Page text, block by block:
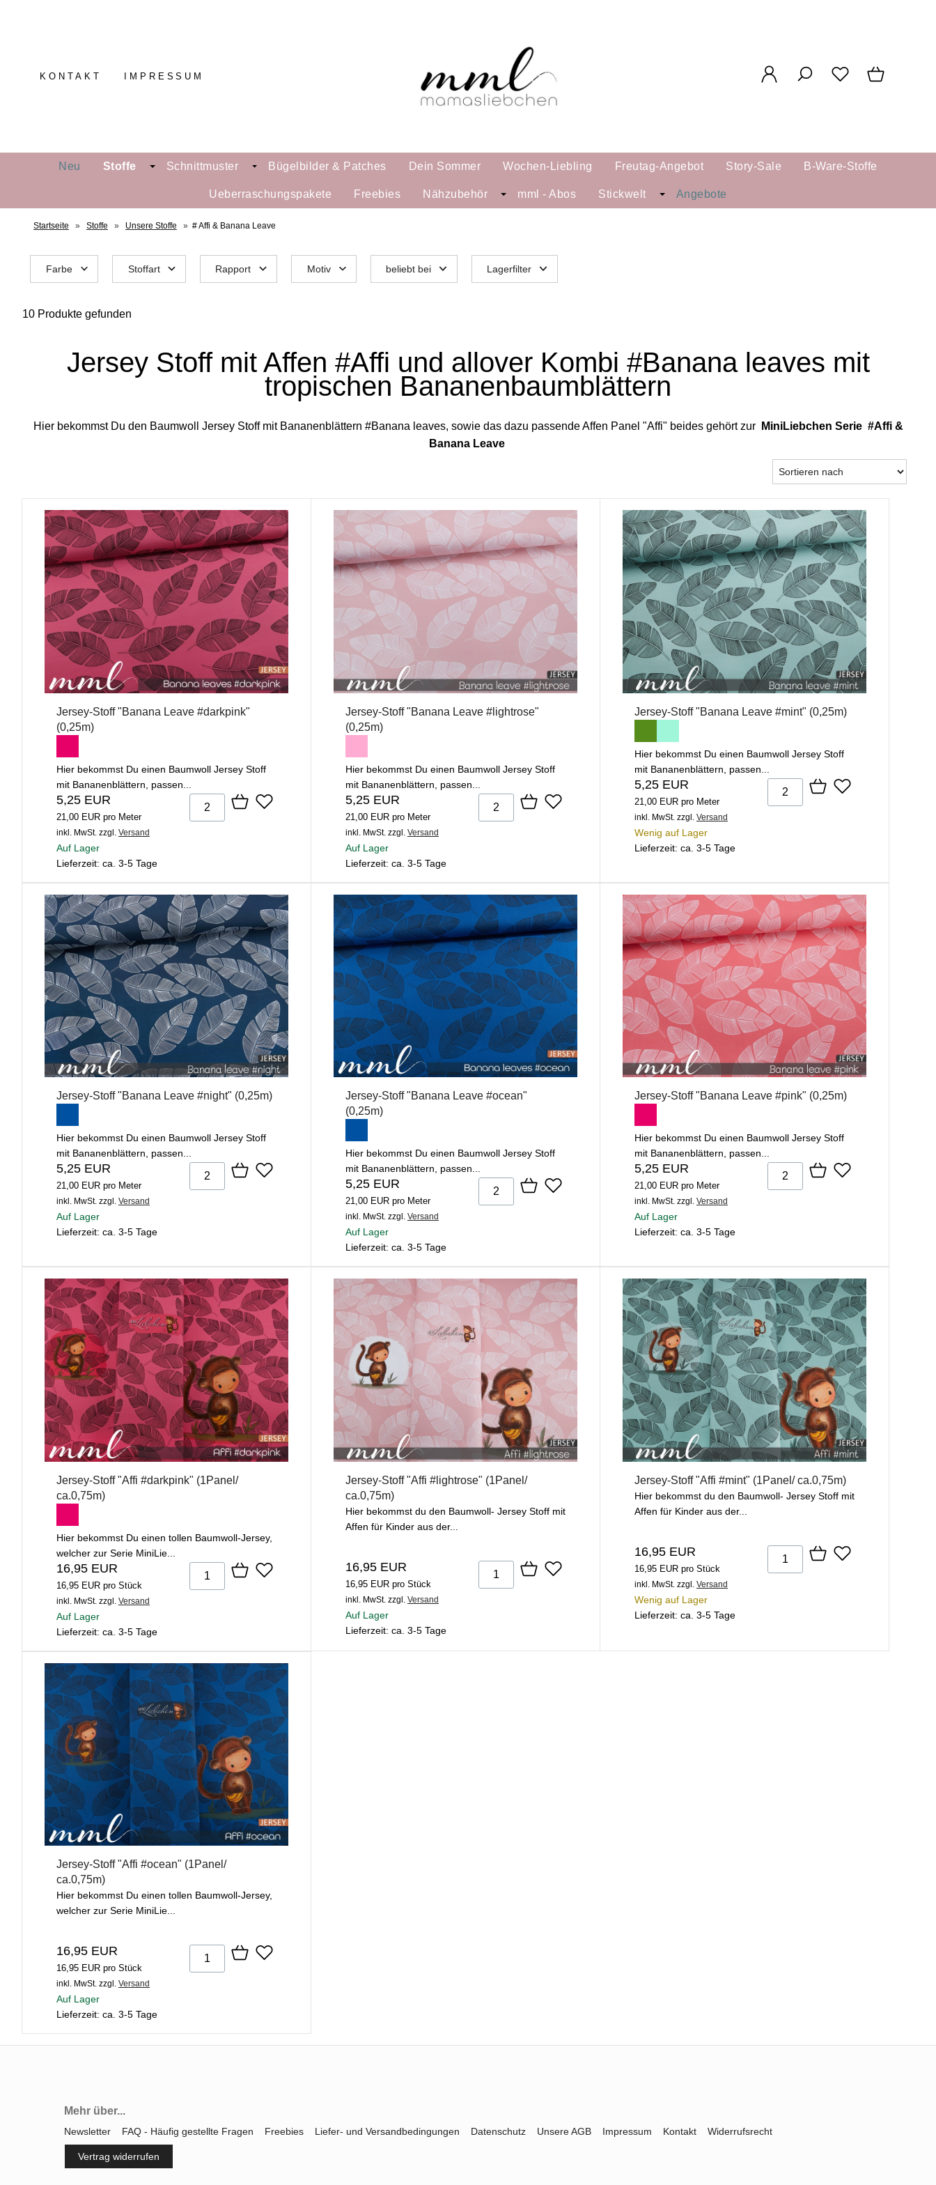
KONTAKT IMPRESSUM
Neu Stoffe Schnittmuster Bügelbilder & Patches Dein Sommer Wochen-Liebling Freutag-Angebot Story-Sale B-Ware-Stoffe
Ueberraschungspakete Freebies Nähzubehör mml - Abos Stickwelt Angebote
Startseite » Stoffe » Unsere Stoffe » # Affi & Banana Leave
Farbe Stoffart Rapport Motiv beliebt bei Lagerfilter
10 Produkte gefunden
Jersey Stoff mit Affen #Affi und allover Kombi #Banana leaves mit
tropischen Bananenbaumblättern
Hier bekommst Du den Baumwoll Jersey Stoff mit Bananenblättern #Banana leaves, sowie das dazu passende Affen Panel "Affi" beides gehört zur MiniLiebchen Serie #Affi &
Banana Leave
Jersey-Stoff "Banana Leave #darkpink"
(0,25m)
Hier bekommst Du einen Baumwoll Jersey Stoff
mit Bananenblättern, passen...
5,25 EUR
21,00 EUR pro Meter
inkl. MwSt. zzgl. Versand
Auf Lager
Lieferzeit: ca. 3-5 Tage
Jersey-Stoff "Banana Leave #lightrose"
(0,25m)
Hier bekommst Du einen Baumwoll Jersey Stoff
mit Bananenblättern, passen...
5,25 EUR
21,00 EUR pro Meter
inkl. MwSt. zzgl. Versand
Auf Lager
Lieferzeit: ca. 3-5 Tage
Jersey-Stoff "Banana Leave #mint" (0,25m)
Hier bekommst Du einen Baumwoll Jersey Stoff
mit Bananenblättern, passen...
5,25 EUR
21,00 EUR pro Meter
inkl. MwSt. zzgl. Versand
Wenig auf Lager
Lieferzeit: ca. 3-5 Tage
Jersey-Stoff "Banana Leave #night" (0,25m)
Hier bekommst Du einen Baumwoll Jersey Stoff
mit Bananenblättern, passen...
5,25 EUR
21,00 EUR pro Meter
inkl. MwSt. zzgl. Versand
Auf Lager
Lieferzeit: ca. 3-5 Tage
Jersey-Stoff "Banana Leave #ocean"
(0,25m)
Hier bekommst Du einen Baumwoll Jersey Stoff
mit Bananenblättern, passen...
5,25 EUR
21,00 EUR pro Meter
inkl. MwSt. zzgl. Versand
Auf Lager
Lieferzeit: ca. 3-5 Tage
Jersey-Stoff "Banana Leave #pink" (0,25m)
Hier bekommst Du einen Baumwoll Jersey Stoff
mit Bananenblättern, passen...
5,25 EUR
21,00 EUR pro Meter
inkl. MwSt. zzgl. Versand
Auf Lager
Lieferzeit: ca. 3-5 Tage
Jersey-Stoff "Affi #darkpink" (1Panel/
ca.0,75m)
Hier bekommst Du einen tollen Baumwoll-Jersey,
welcher zur Serie MiniLie...
16,95 EUR
16,95 EUR pro Stück
inkl. MwSt. zzgl. Versand
Auf Lager
Lieferzeit: ca. 3-5 Tage
Jersey-Stoff "Affi #lightrose" (1Panel/
ca.0,75m)
Hier bekommst du den Baumwoll- Jersey Stoff mit
Affen für Kinder aus der...
16,95 EUR
16,95 EUR pro Stück
inkl. MwSt. zzgl. Versand
Auf Lager
Lieferzeit: ca. 3-5 Tage
Jersey-Stoff "Affi #mint" (1Panel/ ca.0,75m)
Hier bekommst du den Baumwoll- Jersey Stoff mit
Affen für Kinder aus der...
16,95 EUR
16,95 EUR pro Stück
inkl. MwSt. zzgl. Versand
Wenig auf Lager
Lieferzeit: ca. 3-5 Tage
Jersey-Stoff "Affi #ocean" (1Panel/
ca.0,75m)
Hier bekommst Du einen tollen Baumwoll-Jersey,
welcher zur Serie MiniLie...
16,95 EUR
16,95 EUR pro Stück
inkl. MwSt. zzgl. Versand
Auf Lager
Lieferzeit: ca. 3-5 Tage
Mehr über...
Newsletter FAQ - Häufig gestellte Fragen Freebies Liefer- und Versandbedingungen Datenschutz Unsere AGB Impressum Kontakt Widerrufsrecht
Vertrag widerrufen